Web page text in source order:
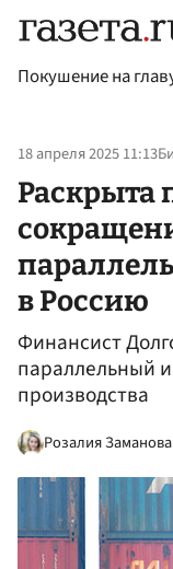
Покушение на
18 апреля 2025 11:13
Раскрыта
в Россию
Финансист
параллельный
производства
Розалия Заманова